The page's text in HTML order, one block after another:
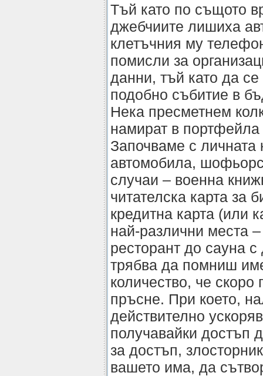
Тъй като по същото
джебчиите лишиха
клетъчния му
помисли за
данни, тъй като да
подобно събитие в
Нека пресметнем
намират в портфейла
Започваме с личната
автомобила,
случаи – военна
читателска карта за
кредитна карта (или
най-различни места
ресторант до сауна
трябва да помниш
количество, че
пръсне. При което,
действително
получавайки достъп
за достъп,
вашето има, да